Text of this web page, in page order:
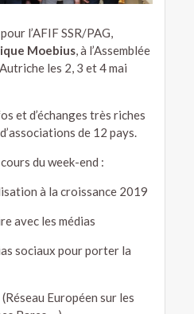
l’AFIF SSR/PAG,
Moebius, à l’Assemblée
les 2, 3 et 4 mai
et d’échanges très riches
de 12 pays.
du week-end :
à la croissance 2019
avec les médias
sociaux pour porter la
Européen sur les